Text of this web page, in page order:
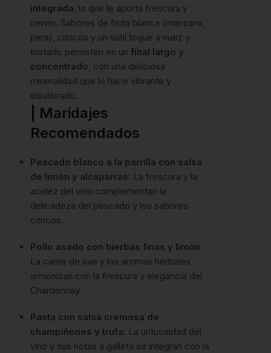
integrada, lo que le aporta frescura y
nervio. Sabores de fruta blanca (manzana,
pera), cítricos y un sutil toque a nuez y
tostado persisten en un final largo y
concentrado, con una deliciosa
mineralidad que lo hace vibrante y
equilibrado.
| Maridajes
Recomendados
Pescado blanco a la parrilla con salsa
de limón y alcaparras: La frescura y la
acidez del vino complementan la
delicadeza del pescado y los sabores
cítricos.
Pollo asado con hierbas finas y limón:
La carne de ave y los aromas herbales
armonizan con la frescura y elegancia del
Chardonnay.
Pasta con salsa cremosa de
champiñones y trufa: La untuosidad del
vino y sus notas a galleta se integran con la